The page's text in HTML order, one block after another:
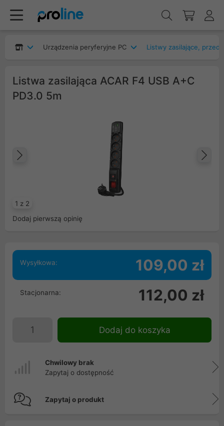
Urządzenia peryferyjne PC Listwy zasilające,
Listwa zasilająca ACAR F4 USB A+C
PD3.0 5m
1 z 2
Dodaj pierwszą opinię
Wysyłkowa: 109,00 zł
Stacjonarna: 112,00 zł
Dodaj do koszyka
Chwilowy brak
Zapytaj o dostępność
Zapytaj o produkt